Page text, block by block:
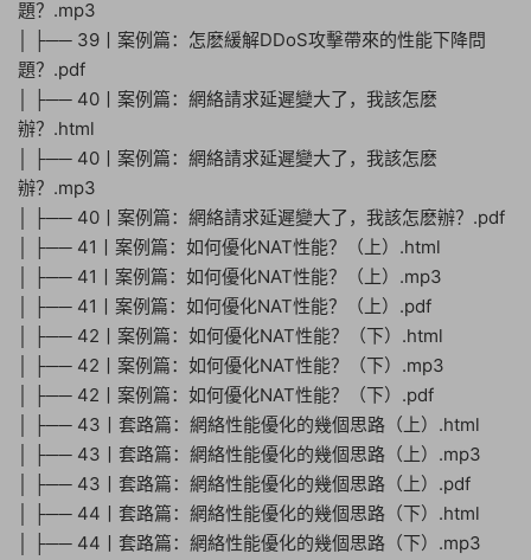
題？.mp3
│ ├── 39丨案例篇：怎麽緩解DDoS攻擊帶來的性能下降問
題？.pdf
│ ├── 40丨案例篇：網絡請求延遲變大了，我該怎麽
辦？.html
│ ├── 40丨案例篇：網絡請求延遲變大了，我該怎麽
辦？.mp3
│ ├── 40丨案例篇：網絡請求延遲變大了，我該怎麽辦？.pdf
│ ├── 41丨案例篇：如何優化NAT性能？（上）.html
│ ├── 41丨案例篇：如何優化NAT性能？（上）.mp3
│ ├── 41丨案例篇：如何優化NAT性能？（上）.pdf
│ ├── 42丨案例篇：如何優化NAT性能？（下）.html
│ ├── 42丨案例篇：如何優化NAT性能？（下）.mp3
│ ├── 42丨案例篇：如何優化NAT性能？（下）.pdf
│ ├── 43丨套路篇：網絡性能優化的幾個思路（上）.html
│ ├── 43丨套路篇：網絡性能優化的幾個思路（上）.mp3
│ ├── 43丨套路篇：網絡性能優化的幾個思路（上）.pdf
│ ├── 44丨套路篇：網絡性能優化的幾個思路（下）.html
│ ├── 44丨套路篇：網絡性能優化的幾個思路（下）.mp3